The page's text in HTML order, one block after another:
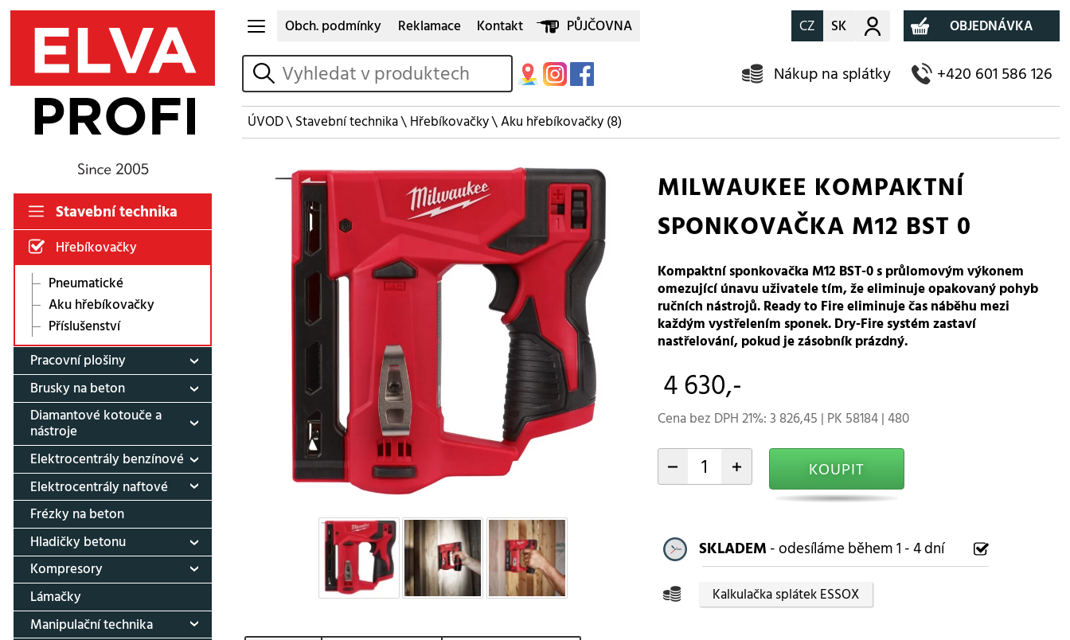
Stavební technika
Hřebíkovačky
Pneumatické
Aku hřebíkovačky
Příslušenství
Pracovní plošiny
Brusky na beton
Diamantové kotouče a
nástroje
Elektrocentrály benzínové
Elektrocentrály naftové
Frézky na beton
Hladičky betonu
Kompresory
Lámačky
Manipulační technika
Obch. podmínky Reklamace Kontakt PŮJČOVNA CZ SK Můj účet OBJEDNÁVKA
vyhledat Nákup na splátky +420 601 586 126
ÚVOD\Stavební technika\Hřebíkovačky\Aku hřebíkovačky(8)
MILWAUKEE KOMPAKTNÍ
SPONKOVAČKA M12 BST 0
Kompaktní sponkovačka M12 BST-0 s průlomovým výkonem
omezující únavu uživatele tím, že eliminuje opakovaný pohyb
ručních nástrojů. Ready to Fire eliminuje čas náběhu mezi
každým vystřelením sponek. Dry-Fire systém zastaví
nastřelování, pokud je zásobník prázdný.
4 630,-
Cena bez DPH 21%: 3 826,45 | PK 58184 | 480
- + KOUPIT
SKLADEM - odesíláme během 1 - 4 dní
Kalkulačka splátek ESSOX